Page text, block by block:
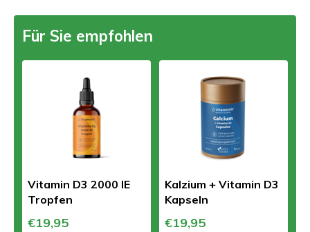
Für Sie empfohlen
Vitamin D3 2000 IE
Tropfen
€19,95
Kalzium + Vitamin D3
Kapseln
€19,95